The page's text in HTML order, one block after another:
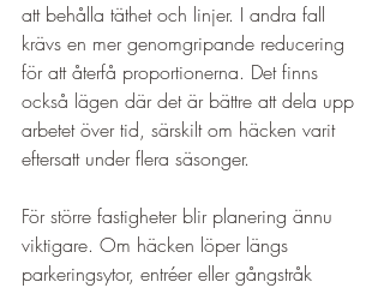
att behålla täthet och linjer. I andra fall
krävs en mer genomgripande reducering
för att återfå proportionerna. Det finns
också lägen där det är bättre att dela upp
arbetet över tid, särskilt om häcken varit
eftersatt under flera säsonger.
För större fastigheter blir planering ännu
viktigare. Om häcken löper längs
parkeringsytor, entréer eller gångstråk